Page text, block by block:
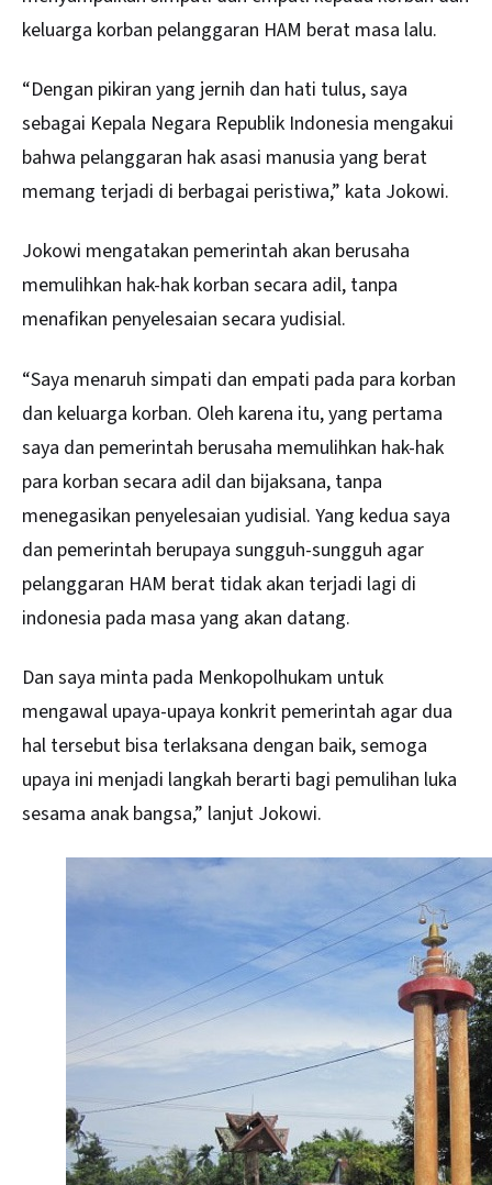
keluarga korban pelanggaran HAM berat masa lalu.
“Dengan pikiran yang jernih dan hati tulus, saya
sebagai Kepala Negara Republik Indonesia mengakui
bahwa pelanggaran hak asasi manusia yang berat
memang terjadi di berbagai peristiwa,” kata Jokowi.
Jokowi mengatakan pemerintah akan berusaha
memulihkan hak-hak korban secara adil, tanpa
menafikan penyelesaian secara yudisial.
“Saya menaruh simpati dan empati pada para korban
dan keluarga korban. Oleh karena itu, yang pertama
saya dan pemerintah berusaha memulihkan hak-hak
para korban secara adil dan bijaksana, tanpa
menegasikan penyelesaian yudisial. Yang kedua saya
dan pemerintah berupaya sungguh-sungguh agar
pelanggaran HAM berat tidak akan terjadi lagi di
indonesia pada masa yang akan datang.
Dan saya minta pada Menkopolhukam untuk
mengawal upaya-upaya konkrit pemerintah agar dua
hal tersebut bisa terlaksana dengan baik, semoga
upaya ini menjadi langkah berarti bagi pemulihan luka
sesama anak bangsa,” lanjut Jokowi.